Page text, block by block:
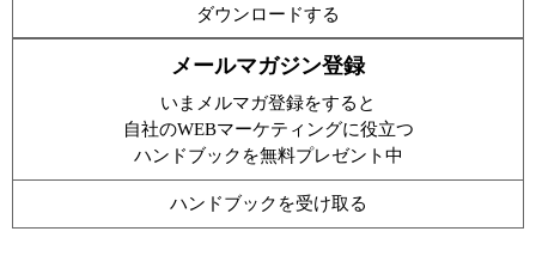
ダウンロードする
メールマガジン登録
いまメルマガ登録をすると
自社のWEBマーケティングに役立つ
ハンドブックを無料プレゼント中
ハンドブックを受け取る